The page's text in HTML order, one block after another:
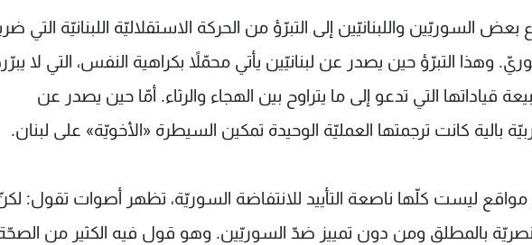
السوريّين واللبنانيّين إلى التبرّؤ من الحركة الاستقلاليّة اللبنانيّة التي
وهذا التبرّؤ حين يصدر عن لبنانيّين يأتي محمّلاً بكراهية النفس، التي لا
قياداتها التي تدعو إلى ما يتراوح بين الهجاء والرثاء. أمّا حين يصدر عن
كانت ترجمتها العمليّة الوحيدة تمكين السيطرة «الأخويّة» على لبنان.
ليست كلّها ناصعة التأييد للانتفاضة السوريّة، تظهر أصوات تقول:
عنصريّة بالمطلق ومن دون تمييز ضدّ السوريّين. وهو قول فيه الكثير من